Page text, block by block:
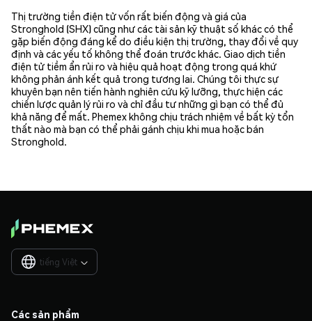
Thị trường tiền điện tử vốn rất biến động và giá của
Stronghold (SHX) cũng như các tài sản kỹ thuật số khác có thể
gặp biến động đáng kể do điều kiện thị trường, thay đổi về quy
định và các yếu tố không thể đoán trước khác. Giao dịch tiền
điện tử tiềm ẩn rủi ro và hiệu quả hoạt động trong quá khứ
không phản ánh kết quả trong tương lai. Chúng tôi thực sự
khuyên bạn nên tiến hành nghiên cứu kỹ lưỡng, thực hiện các
chiến lược quản lý rủi ro và chỉ đầu tư những gì bạn có thể đủ
khả năng để mất. Phemex không chịu trách nhiệm về bất kỳ tổn
thất nào mà bạn có thể phải gánh chịu khi mua hoặc bán
Stronghold.
tiếng Việt 
Các sản phẩm